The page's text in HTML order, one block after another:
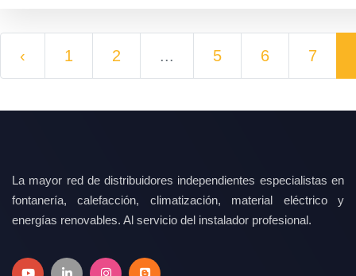
‹ 1 2 ... 5 6 7
La mayor red de distribuidores independientes especialistas en
fontanería, calefacción, climatización, material eléctrico y
energías renovables. Al servicio del instalador profesional.